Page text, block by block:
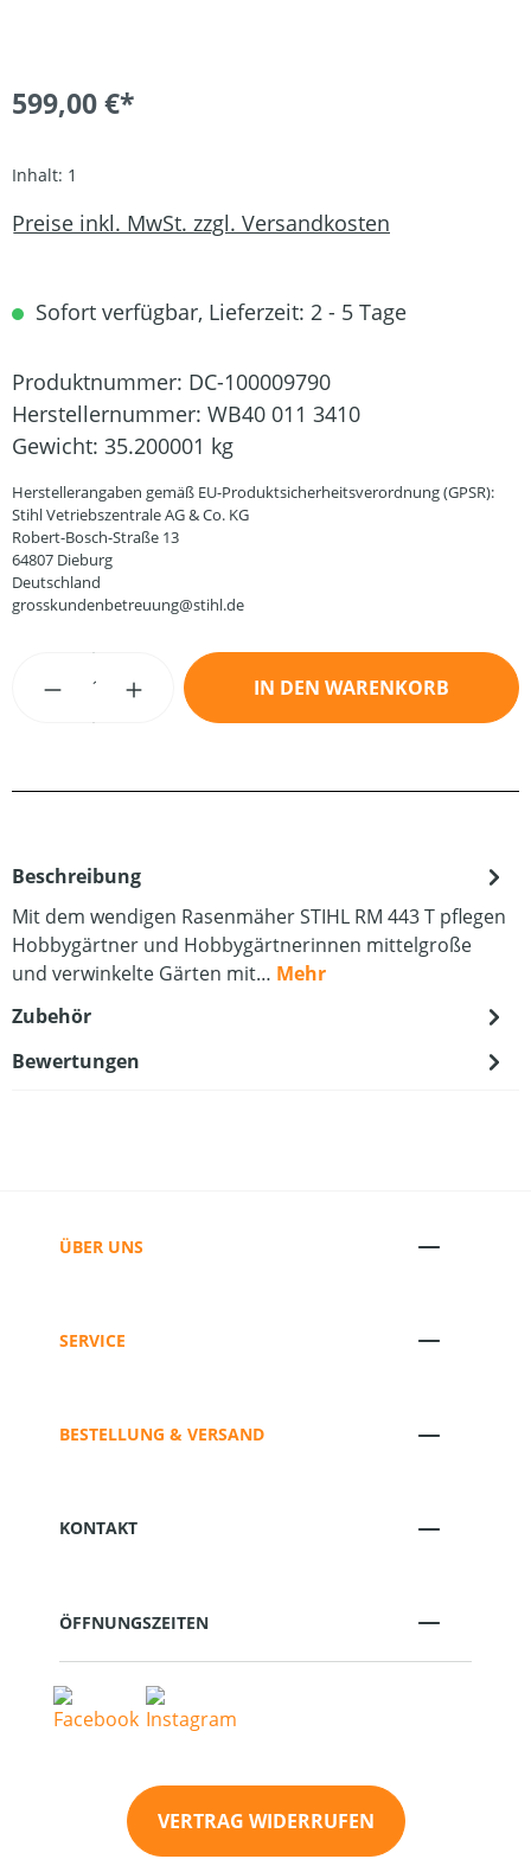
599,00 €*
Inhalt: 1
Preise inkl. MwSt. zzgl. Versandkosten
Sofort verfügbar, Lieferzeit: 2 - 5 Tage
Produktnummer: DC-100009790
Herstellernummer: WB40 011 3410
Gewicht: 35.200001 kg
Herstellerangaben gemäß EU-Produktsicherheitsverordnung (GPSR):
Stihl Vetriebszentrale AG & Co. KG
Robert-Bosch-Straße 13
64807 Dieburg
Deutschland
grosskundenbetreuung@stihl.de
Produkt Anzahl: Gib den gewünschten
IN DEN WARENKORB
Beschreibung
Mit dem wendigen Rasenmäher STIHL RM 443 T pflegen
Hobbygärtner und Hobbygärtnerinnen mittelgroße
und verwinkelte Gärten mit… Mehr
Zubehör
Bewertungen
ÜBER UNS
SERVICE
BESTELLUNG & VERSAND
KONTAKT
ÖFFNUNGSZEITEN
VERTRAG WIDERRUFEN